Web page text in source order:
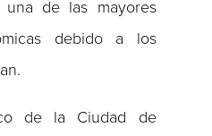
de las mayores
debido a los
de la Ciudad de